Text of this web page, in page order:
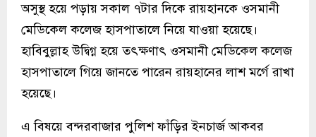
অসুস্থ হয়ে পড়ায় সকাল ৭টার দিকে রায়হানকে ওসমানী
মেডিকেল কলেজ হাসপাতালে নিয়ে যাওয়া হয়েছে।
হাবিবুল্লাহ উদ্বিগ্ন হয়ে তৎক্ষণাৎ ওসমানী মেডিকেল কলেজ
হাসপাতালে গিয়ে জানতে পারেন রায়হানের লাশ মর্গে রাখা
হয়েছে।
এ বিষয়ে বন্দরবাজার পুলিশ ফাঁড়ির ইনচার্জ আকবর